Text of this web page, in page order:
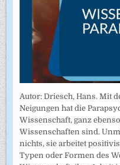
Autor: Driesch, Hans. Mit
Neigungen hat die
Wissenschaft, ganz
Wissenschaften sind.
nichts, sie arbeitet
Typen oder Formen des